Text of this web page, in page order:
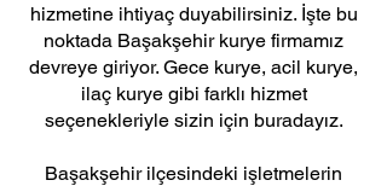
hizmetine ihtiyaç duyabilirsiniz. İşte bu
noktada Başakşehir kurye firmamız
devreye giriyor. Gece kurye, acil kurye,
ilaç kurye gibi farklı hizmet
seçenekleriyle sizin için buradayız.
Başakşehir ilçesindeki işletmelerin